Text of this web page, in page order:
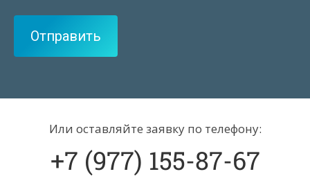
Или оставляйте заявку по телефону:
+7 (977) 155-87-67